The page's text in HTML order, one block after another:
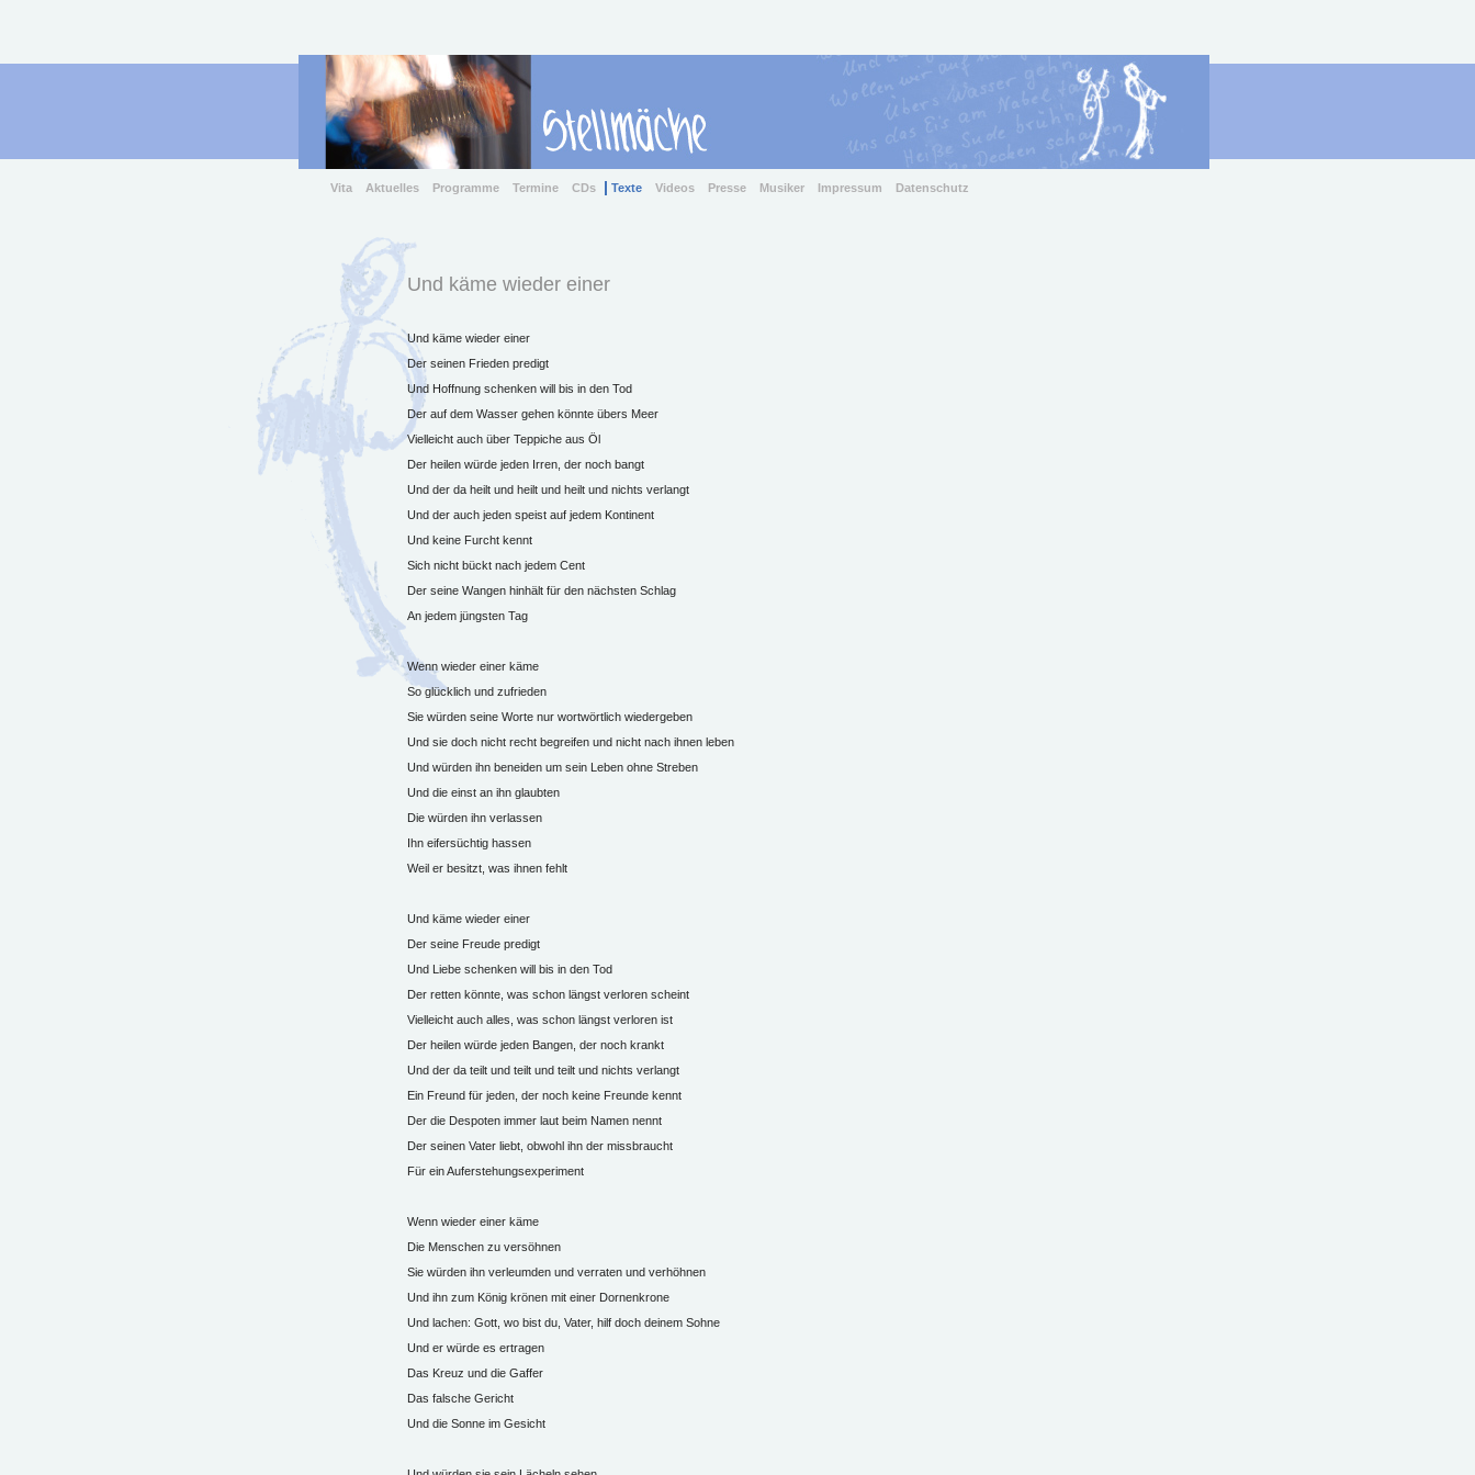
Vita Aktuelles Programme Termine CDs Texte Videos Presse Musiker Impressum Datenschutz
Und käme wieder einer
Und käme wieder einer
Der seinen Frieden predigt
Und Hoffnung schenken will bis in den Tod
Der auf dem Wasser gehen könnte übers Meer
Vielleicht auch über Teppiche aus Öl
Der heilen würde jeden Irren, der noch bangt
Und der da heilt und heilt und heilt und nichts verlangt
Und der auch jeden speist auf jedem Kontinent
Und keine Furcht kennt
Sich nicht bückt nach jedem Cent
Der seine Wangen hinhält für den nächsten Schlag
An jedem jüngsten Tag
Wenn wieder einer käme
So glücklich und zufrieden
Sie würden seine Worte nur wortwörtlich wiedergeben
Und sie doch nicht recht begreifen und nicht nach ihnen leben
Und würden ihn beneiden um sein Leben ohne Streben
Und die einst an ihn glaubten
Die würden ihn verlassen
Ihn eifersüchtig hassen
Weil er besitzt, was ihnen fehlt
Und käme wieder einer
Der seine Freude predigt
Und Liebe schenken will bis in den Tod
Der retten könnte, was schon längst verloren scheint
Vielleicht auch alles, was schon längst verloren ist
Der heilen würde jeden Bangen, der noch krankt
Und der da teilt und teilt und teilt und nichts verlangt
Ein Freund für jeden, der noch keine Freunde kennt
Der die Despoten immer laut beim Namen nennt
Der seinen Vater liebt, obwohl ihn der missbraucht
Für ein Auferstehungsexperiment
Wenn wieder einer käme
Die Menschen zu versöhnen
Sie würden ihn verleumden und verraten und verhöhnen
Und ihn zum König krönen mit einer Dornenkrone
Und lachen: Gott, wo bist du, Vater, hilf doch deinem Sohne
Und er würde es ertragen
Das Kreuz und die Gaffer
Das falsche Gericht
Und die Sonne im Gesicht